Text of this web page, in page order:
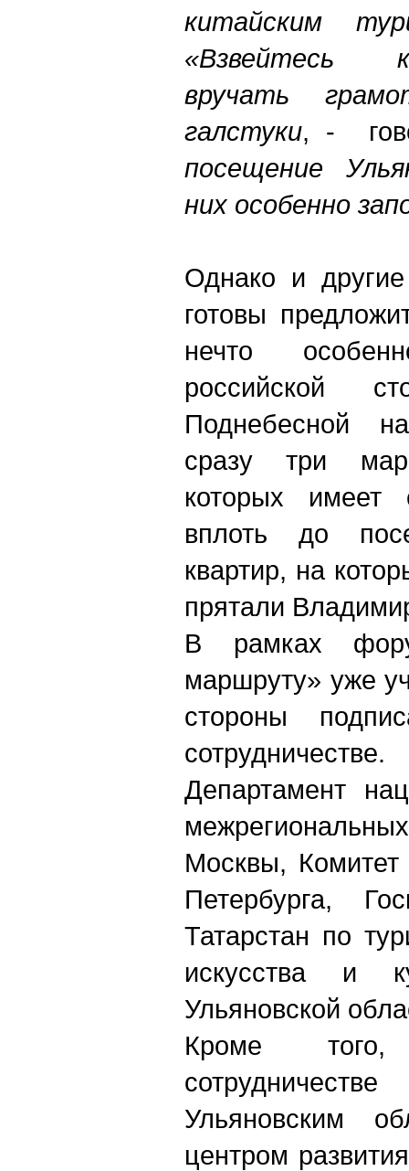
китайским
«Взвейтесь
вручать
галстуки, -
посещение
них особенно
Однако и
готовы
нечто
российской
Поднебесной
сразу три
которых имеет
вплоть до
квартир, на
прятали
В рамках
маршруту» уже
стороны
Департамент
Москвы, Комитет
Петербурга,
Татарстан по
искусства и
Ульяновской
Кроме
Ульяновским
центром